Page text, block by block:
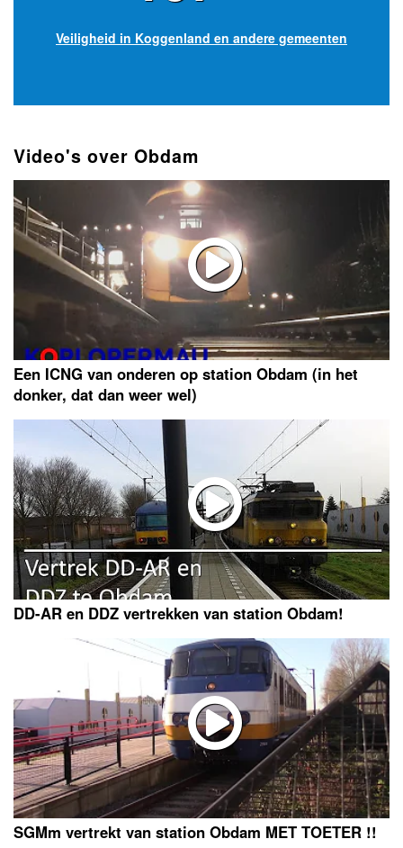
Veiligheid in Koggenland en andere gemeenten
Video's over Obdam
Een ICNG van onderen op station Obdam (in het
donker, dat dan weer wel)
DD-AR en DDZ vertrekken van station Obdam!
SGMm vertrekt van station Obdam MET TOETER !!